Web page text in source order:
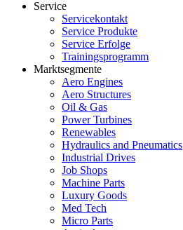
Service
Servicekontakt
Service Produkte
Service Erfolge
Trainingsprogramm
Marktsegmente
Aero Engines
Aero Structures
Oil & Gas
Power Turbines
Renewables
Hydraulics and Pneumatics
Industrial Drives
Job Shops
Machine Parts
Luxury Goods
Med Tech
Micro Parts